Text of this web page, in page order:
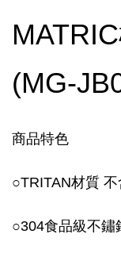
(MG-
商品特色
○TRITAN材質
○304食品級不鏽